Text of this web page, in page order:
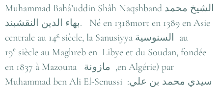
Muhammad Bahâ’uddin Shâh Naqshband الشيخ محمد
بهاء الدين النقشبند. Né en 1318mort en 1389 en Asie
centrale au 14e siècle, la Sanusiyya السنوسية
au
19e siècle au Maghreb en Libye et du Soudan, fondée
en 1837 à Mazouna
مازونة ,en Algérie) par
Muhammad ben Ali El-Senussi :سيدي محمد بن علي